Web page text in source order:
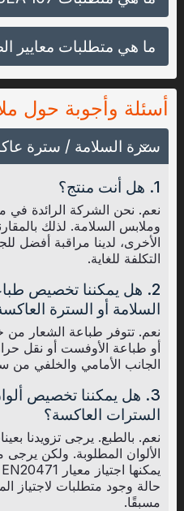
الخلفية و201 بوصة
المجمعة.
يمكن تطبيقالفئة E
سراويل المطر والسراويل
العاكسة أو المجمعة.
ما هي متطلبات معايير
أسئلة وأجوبة حول
سترة السلامة / سترة
1. هل أنت منتج؟
نعم. نحن الشركة الرائدة في
وملابس السلامة. لذلك
الأخرى، لدينا مراقبة أفضل
التكلفة للغاية.
2. هل يمكننا تخصيص
السلامة أو السترة
نعم. تتوفر طباعة الشعار من
أو طباعة الأوفست أو نقل
الجانب الأمامي والخلفي من
3. هل يمكننا تخصيص
السترات العاكسة؟
الألوان المطلوبة. ولكن
حالة وجود متطلبات لاجتياز
مسبقًا.